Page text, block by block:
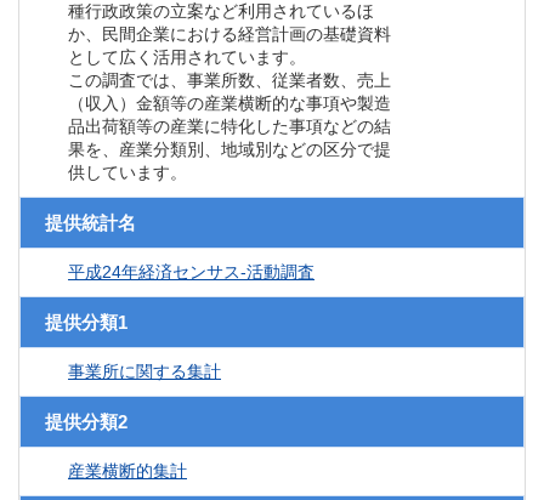
種行政政策の立案など利用されているほ
か、民間企業における経営計画の基礎資料
として広く活用されています。
この調査では、事業所数、従業者数、売上
（収入）金額等の産業横断的な事項や製造
品出荷額等の産業に特化した事項などの結
果を、産業分類別、地域別などの区分で提
供しています。
提供統計名
平成24年経済センサス‐活動調査
提供分類1
事業所に関する集計
提供分類2
産業横断的集計